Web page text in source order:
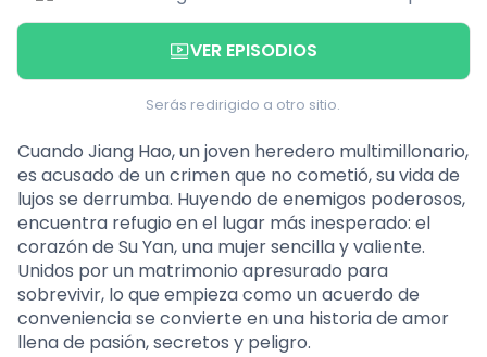
VER EPISODIOS
Serás redirigido a otro sitio.
Cuando Jiang Hao, un joven heredero multimillonario,
es acusado de un crimen que no cometió, su vida de
lujos se derrumba. Huyendo de enemigos poderosos,
encuentra refugio en el lugar más inesperado: el
corazón de Su Yan, una mujer sencilla y valiente.
Unidos por un matrimonio apresurado para
sobrevivir, lo que empieza como un acuerdo de
conveniencia se convierte en una historia de amor
llena de pasión, secretos y peligro.